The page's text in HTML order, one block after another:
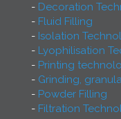
Decoration
Fluid Filling
Isolation
Lyophilisation
Printing
Grinding,
Powder Filling
Filtration